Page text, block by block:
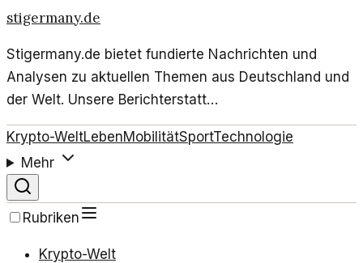
stigermany.de
Stigermany.de bietet fundierte Nachrichten und
Analysen zu aktuellen Themen aus Deutschland und
der Welt. Unsere Berichterstatt…
Krypto-WeltLebenMobilitätSportTechnologie
Mehr
Rubriken
Krypto-Welt